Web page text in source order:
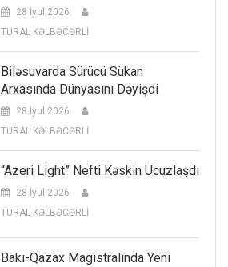
28 İyul 2026
TURAL KƏLBƏCƏRLİ
Biləsuvarda Sürücü Sükan
Arxasında Dünyasını Dəyişdi
28 İyul 2026
TURAL KƏLBƏCƏRLİ
“Azeri Light” Nefti Kəskin Ucuzlaşdı
28 İyul 2026
TURAL KƏLBƏCƏRLİ
Bakı-Qazax Magistralında Yeni